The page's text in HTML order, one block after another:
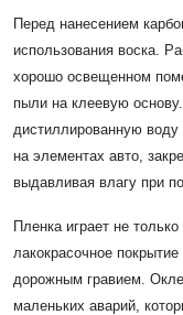
Перед нанесением
использования воска.
хорошо освещенном
пыли на клеевую
дистиллированную
на элементах авто,
выдавливая влагу при
Пленка играет не
лакокрасочное
дорожным гравием.
маленьких аварий,